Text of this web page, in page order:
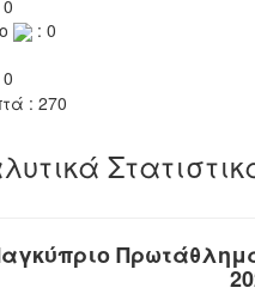
: 0
: 270